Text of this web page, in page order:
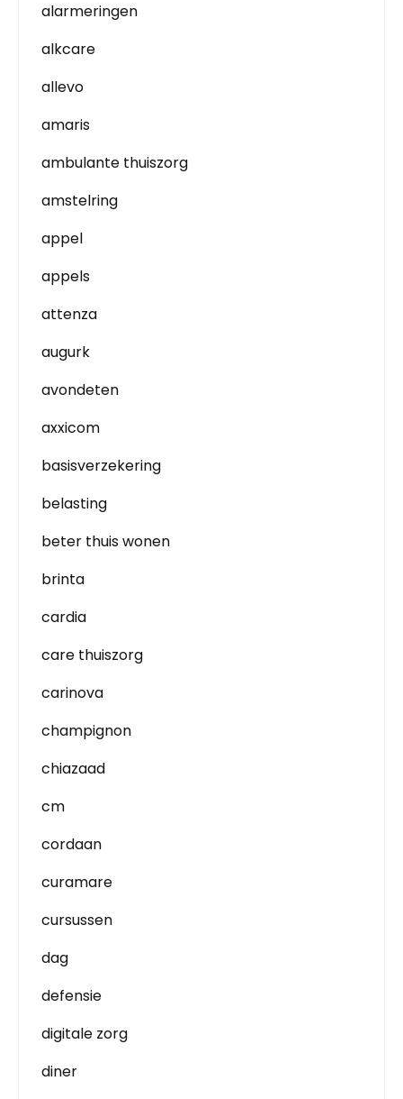
alarmeringen
alkcare
allevo
amaris
ambulante thuiszorg
amstelring
appel
appels
attenza
augurk
avondeten
axxicom
basisverzekering
belasting
beter thuis wonen
brinta
cardia
care thuiszorg
carinova
champignon
chiazaad
cm
cordaan
curamare
cursussen
dag
defensie
digitale zorg
diner